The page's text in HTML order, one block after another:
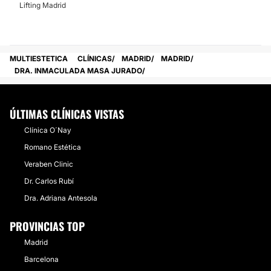
Lifting Madrid
MULTIESTETICA CLÍNICAS MADRID
MADRID
DRA. INMACULADA MASA JURADO
ÚLTIMAS CLÍNICAS VISTAS
Clínica O´Nay
Romano Estética
Veraben Clinic
Dr. Carlos Rubí
Dra. Adriana Antesola
PROVINCIAS TOP
Madrid
Barcelona